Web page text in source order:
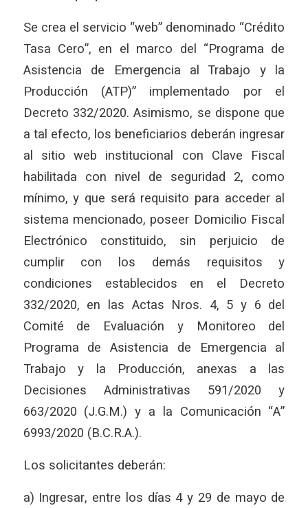
Se crea el servicio “web” denominado “Crédito
Tasa Cero”, en el marco del “Programa de
Asistencia de Emergencia al Trabajo y la
Producción (ATP)” implementado por el
Decreto 332/2020. Asimismo, se dispone que
a tal efecto, los beneficiarios deberán ingresar
al sitio web institucional con Clave Fiscal
habilitada con nivel de seguridad 2, como
mínimo, y que será requisito para acceder al
sistema mencionado, poseer Domicilio Fiscal
Electrónico constituido, sin perjuicio de
cumplir con los demás requisitos y
condiciones establecidos en el Decreto
332/2020, en las Actas Nros. 4, 5 y 6 del
Comité de Evaluación y Monitoreo del
Programa de Asistencia de Emergencia al
Trabajo y la Producción, anexas a las
Decisiones Administrativas 591/2020 y
663/2020 (J.G.M.) y a la Comunicación “A”
6993/2020 (B.C.R.A.).
Los solicitantes deberán:
a) Ingresar, entre los días 4 y 29 de mayo de